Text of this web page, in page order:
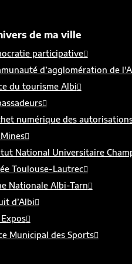
de ma ville
participative
d’agglomération de
du tourisme Albi
numérique des
National Universitaire
Toulouse-Lautrec
Nationale Albi-Tarn
d’Albi
Municipal des Sports